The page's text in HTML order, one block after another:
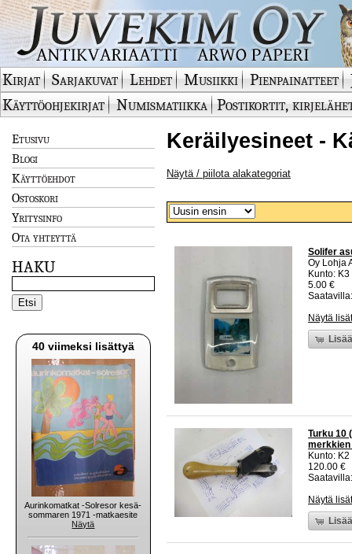
Kirjat Sarjakuvat Lehdet Musiikki Pienpainatteet
Käyttöohjekirjat
Numismatiikka Postikortit,
Etusivu
Blogi
Käyttöehdot
Ostoskori
Yritysinfo
Ota yhteyttä
HAKU
40 viimeksi lisättyä
Aurinkomatkat -Solresor kesä-
sommaren 1971 -matkaesite
Näytä
Keräilyesineet -
Näytä / piilota alakategoriat
Solifer
Oy Lohja
Kunto:
5.00 €
Näytä
Turku 10
Kunto:
120.00 €
Näytä